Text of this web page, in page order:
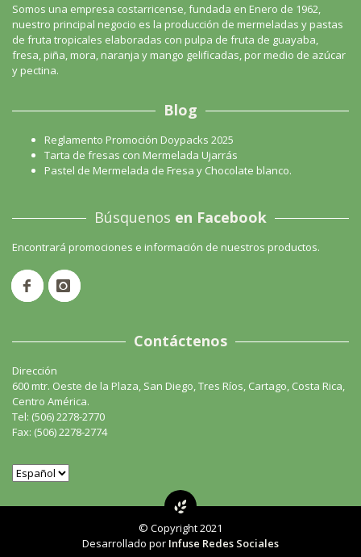
Somos una empresa costarricense, fundada en Enero de 1962,
nuestro principal negocio es la producción de mermeladas y pastas
de fruta tropicales elaboradas con pulpa de fruta de guayaba,
fresa, piña, mora, naranja y mango gelificadas, por medio de azúcar
y pectina.
Blog
Reglamento Promoción Doypacks 2025
Tarta de fresas con Mermelada Ujarrás
Pastel de Mermelada de Fresa y Chocolate blanco.
Búsquenos en Facebook
Encontrará promociones e información de nuestros productos.
Contáctenos
Dirección
600 mtr. Oeste de la Plaza, San Diego, Tres Ríos, Cartago, Costa Rica,
Centro América.
Tel: (506) 2278-2770
Fax: (506) 2278-2774
© Copyright 2021
Desarrollado por Infuse Redes Sociales